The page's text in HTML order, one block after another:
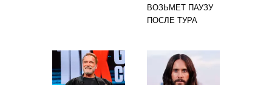
ВОЗЬМЕТ ПАУЗУ
ПОСЛЕ ТУРА